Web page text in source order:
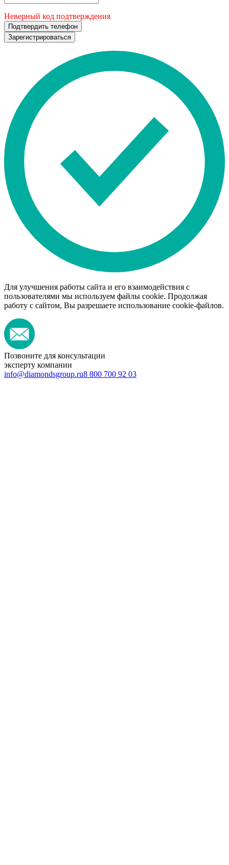
Неверный код подтверждения
Подтвердить телефон
Зарегистрироваться
Для улучшения работы сайта и его взаимодействия с
пользователями мы используем файлы cookie. Продолжая
работу с сайтом, Вы разрешаете использование cookie-файлов.
Позвоните для консультации
эксперту компании
info@diamondsgroup.ru8 800 700 92 03